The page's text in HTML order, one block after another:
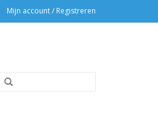
Mijn account / Registreren